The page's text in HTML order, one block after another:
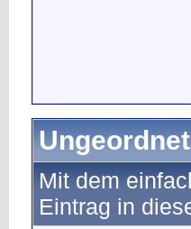
Mit dem
Eintrag in